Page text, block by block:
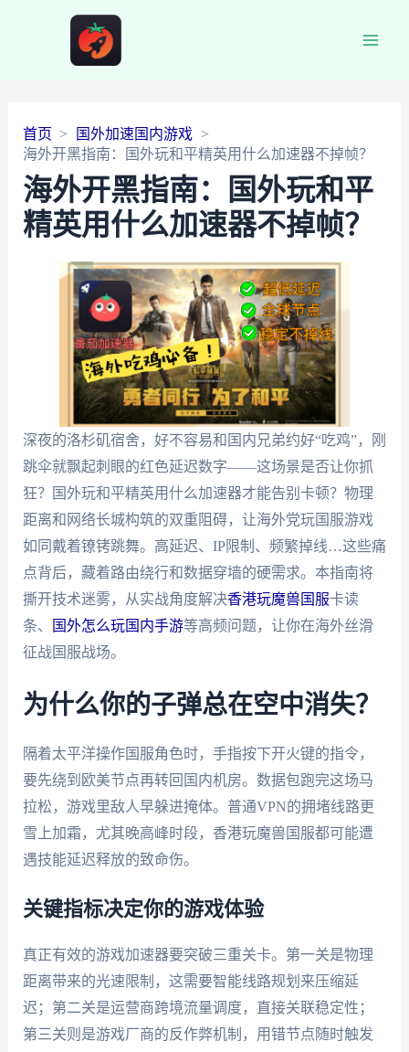
首页
国外加速国内游戏
海外开黑指南：国外玩和平精英用什么加速器不掉帧？
海外开黑指南：国外玩和平
精英用什么加速器不掉帧？
深夜的洛杉矶宿舍，好不容易和国内兄弟约好“吃鸡”，刚
跳伞就飘起刺眼的红色延迟数字——这场景是否让你抓
狂？国外玩和平精英用什么加速器才能告别卡顿？物理
距离和网络长城构筑的双重阻碍，让海外党玩国服游戏
如同戴着镣铐跳舞。高延迟、IP限制、频繁掉线…这些痛
点背后，藏着路由绕行和数据穿墙的硬需求。本指南将
撕开技术迷雾，从实战角度解决香港玩魔兽国服卡读
条、
国外怎么玩国内手游等高频问题，让你在海外丝滑
征战国服战场。
为什么你的子弹总在空中消失？
隔着太平洋操作国服角色时，手指按下开火键的指令，
要先绕到欧美节点再转回国内机房。数据包跑完这场马
拉松，游戏里敌人早躲进掩体。普通VPN的拥堵线路更
雪上加霜，尤其晚高峰时段，香港玩魔兽国服都可能遭
遇技能延迟释放的致命伤。
关键指标决定你的游戏体验
真正有效的游戏加速器要突破三重关卡。第一关是物理
距离带来的光速限制，这需要智能线路规划来压缩延
迟；第二关是运营商跨境流量调度，直接关联稳定性；
第三关则是游戏厂商的反作弊机制，用错节点随时触发